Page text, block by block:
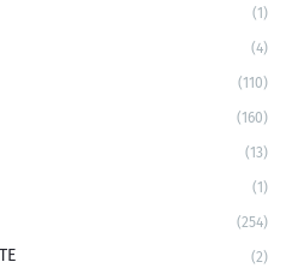
(1)
(4)
(110)
(160)
(13)
(1)
(254)
(2)